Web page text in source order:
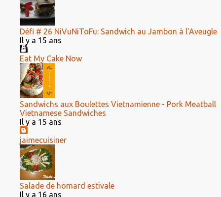
Défi # 26 NiVuNiToFu: Sandwich au Jambon à l'Aveugle
Il y a 15 ans
Eat My Cake Now
Sandwichs aux Boulettes Vietnamienne - Pork Meatball
Vietnamese Sandwiches
Il y a 15 ans
jaimecuisiner
Salade de homard estivale
Il y a 16 ans